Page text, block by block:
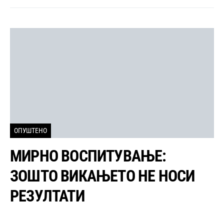
ОПУШТЕНО
МИРНО ВОСПИТУВАЊЕ:
ЗОШТО ВИКАЊЕТО НЕ НОСИ
РЕЗУЛТАТИ